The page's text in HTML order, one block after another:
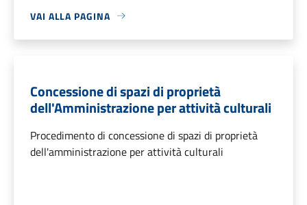
VAI ALLA PAGINA
Concessione di spazi di proprietà
dell'Amministrazione per attività culturali
Procedimento di concessione di spazi di proprietà
dell'amministrazione per attività culturali